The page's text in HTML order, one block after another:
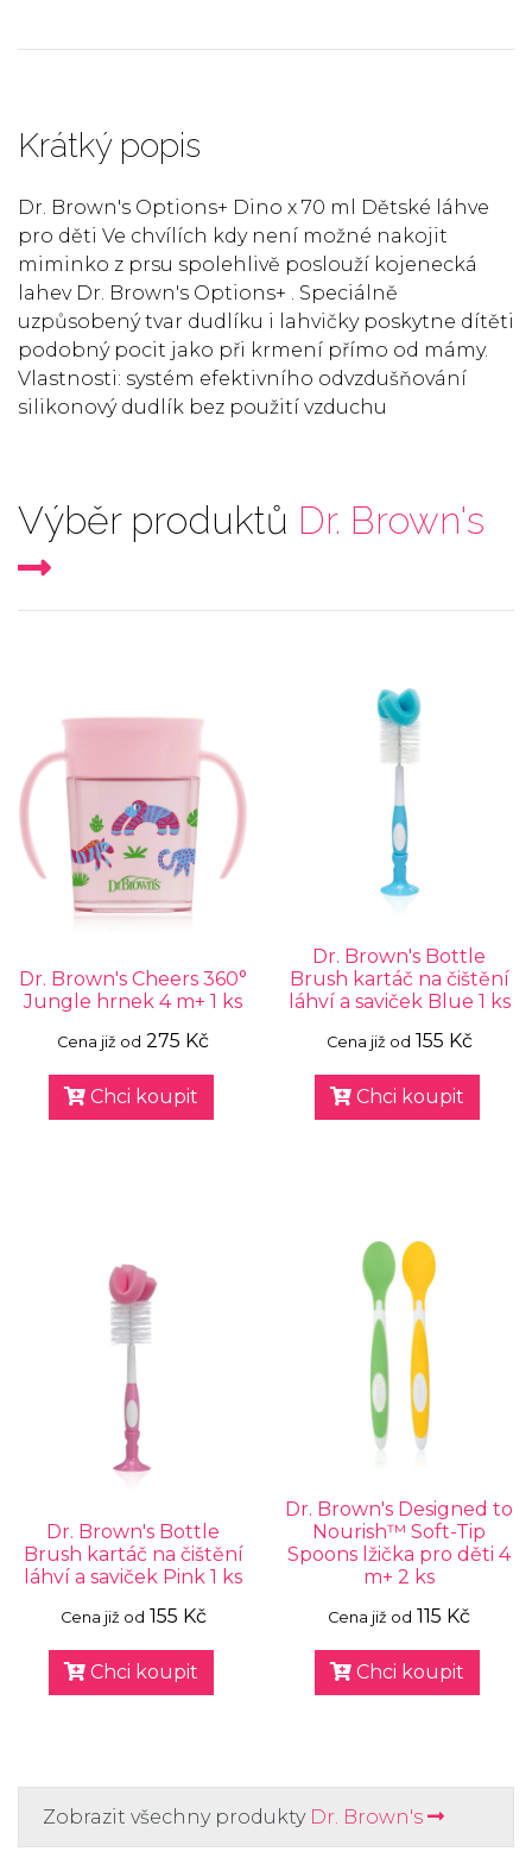
Krátký popis
Dr. Brown's Options+ Dino x 70 ml Dětské láhve
pro děti Ve chvílích kdy není možné nakojit
miminko z prsu spolehlivě poslouží kojenecká
lahev Dr. Brown's Options+ . Speciálně
uzpůsobený tvar dudlíku i lahvičky poskytne dítěti
podobný pocit jako při krmení přímo od mámy.
Vlastnosti: systém efektivního odvzdušňování
silikonový dudlík bez použití vzduchu
Výběr produktů Dr. Brown's
Dr. Brown's Cheers 360°
Jungle hrnek 4 m+ 1 ks
Cena již od 275 Kč
Chci koupit
Dr. Brown's Bottle
Brush kartáč na čištění
láhví a saviček Blue 1 ks
Cena již od 155 Kč
Chci koupit
Dr. Brown's Bottle
Brush kartáč na čištění
láhví a saviček Pink 1 ks
Cena již od 155 Kč
Chci koupit
Dr. Brown's Designed to
Nourish™ Soft-Tip
Spoons lžička pro děti 4
m+ 2 ks
Cena již od 115 Kč
Chci koupit
Zobrazit všechny produkty Dr. Brown's